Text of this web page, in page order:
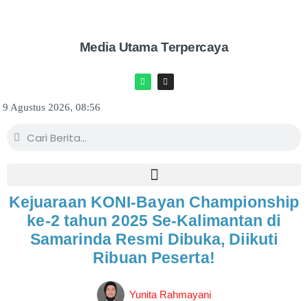
Media Utama Terpercaya
9 Agustus 2026, 08:56
Kejuaraan KONI-Bayan Championship
ke-2 tahun 2025 Se-Kalimantan di
Samarinda Resmi Dibuka, Diikuti
Ribuan Peserta!
Yunita Rahmayani